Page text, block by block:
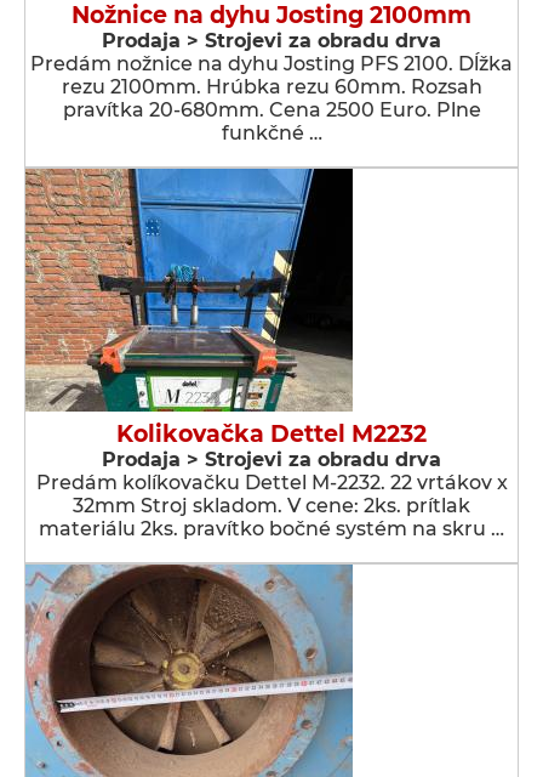
Nožnice na dyhu Josting 2100mm
Prodaja > Strojevi za obradu drva
Predám nožnice na dyhu Josting PFS 2100. Dĺžka
rezu 2100mm. Hrúbka rezu 60mm. Rozsah
pravítka 20-680mm. Cena 2500 Euro. Plne
funkčné …
Kolikovačka Dettel M2232
Prodaja > Strojevi za obradu drva
Predám kolíkovačku Dettel M-2232. 22 vrtákov x
32mm Stroj skladom. V cene: 2ks. prítlak
materiálu 2ks. pravítko bočné systém na skru …